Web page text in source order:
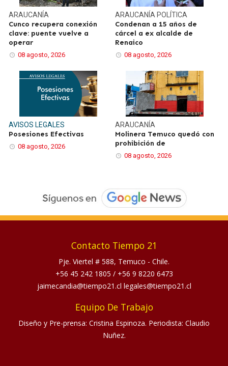
ARAUCANÍA
Cunco recupera conexión
clave: puente vuelve a
operar
08 agosto, 2026
ARAUCANÍA POLÍTICA
Condenan a 15 años de
cárcel a ex alcalde de
Renaico
08 agosto, 2026
AVISOS LEGALES
Posesiones Efectivas
08 agosto, 2026
ARAUCANÍA
Molinera Temuco quedó con
prohibición de
08 agosto, 2026
Contacto Tiempo 21
Pje. Viertel # 588, Temuco - Chile.
+56 45 242 1805 / +56 9 8220 6473
jaimecandia@tiempo21.cl legales@tiempo21.cl
Equipo De Trabajo
Diseño y Pre-prensa: Cristina Espinoza. Periodista: Claudio
Nuñez.